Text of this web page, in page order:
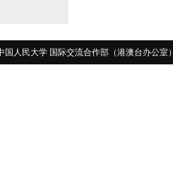
国人民大学 国际交流合作部（港澳台办